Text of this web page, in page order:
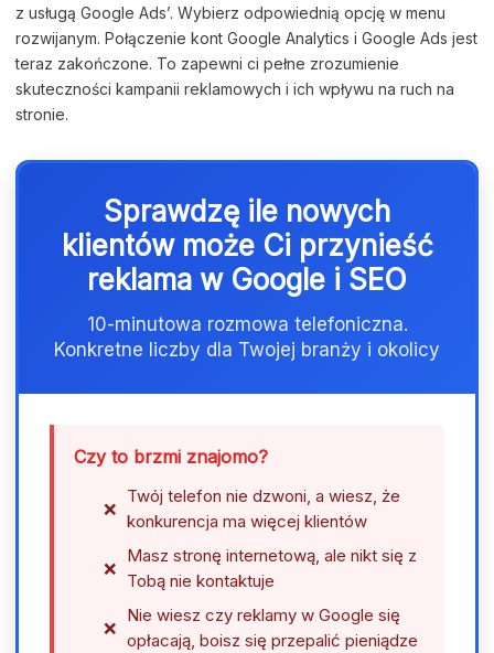
z usługą Google Ads’. Wybierz odpowiednią opcję w menu
rozwijanym. Połączenie kont Google Analytics i Google Ads jest
teraz zakończone. To zapewni ci pełne zrozumienie
skuteczności kampanii reklamowych i ich wpływu na ruch na
stronie.
Sprawdzę ile nowych
klientów może Ci przynieść
reklama w Google i SEO
10-minutowa rozmowa telefoniczna.
Konkretne liczby dla Twojej branży i okolicy
Czy to brzmi znajomo?
Twój telefon nie dzwoni, a wiesz, że
konkurencja ma więcej klientów
Masz stronę internetową, ale nikt się z
Tobą nie kontaktuje
Nie wiesz czy reklamy w Google się
opłacają, boisz się przepalić pieniądze